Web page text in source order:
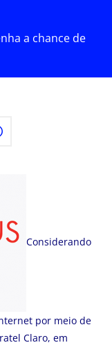
a chance de
Considerando
por meio de
Claro, em